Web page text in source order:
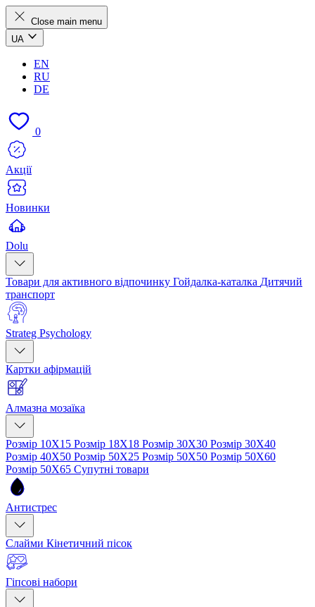
Close main menu
UA
EN
RU
DE
0
Акції
Новинки
Dolu
Товари для активного відпочинку Гойдалка-каталка Дитячий
транспорт
Strateg Psychology
Картки афірмацій
Алмазна мозаїка
Розмір 10Х15 Розмір 18Х18 Розмір 30Х30 Розмір 30Х40
Розмір 40Х50 Розмір 50Х25 Розмір 50Х50 Розмір 50Х60
Розмір 50Х65 Супутні товари
Антистрес
Слайми Кінетичний пісок
Гіпсові набори